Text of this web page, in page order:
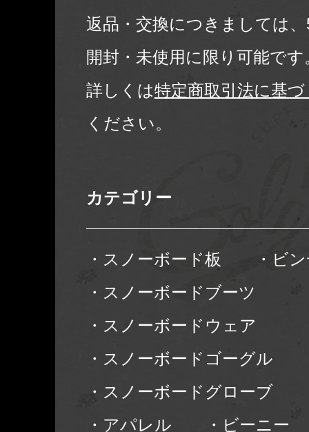
返品・交換につきましては
開封・未使用に限り可能です
詳しくは特定商取引法に基
ください。
カテゴリー
・スノーボード板
・ビ
・スノーボードブーツ
・スノーボードウェア
・スノーボードゴーグル
・スノーボードグローブ
・アパレル
・ビーニー